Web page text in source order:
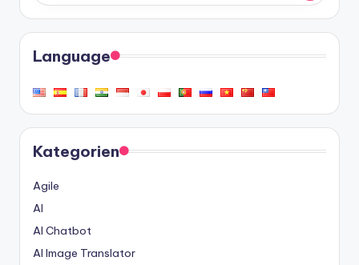
Language
Kategorien
Agile
AI
AI Chatbot
AI Image Translator